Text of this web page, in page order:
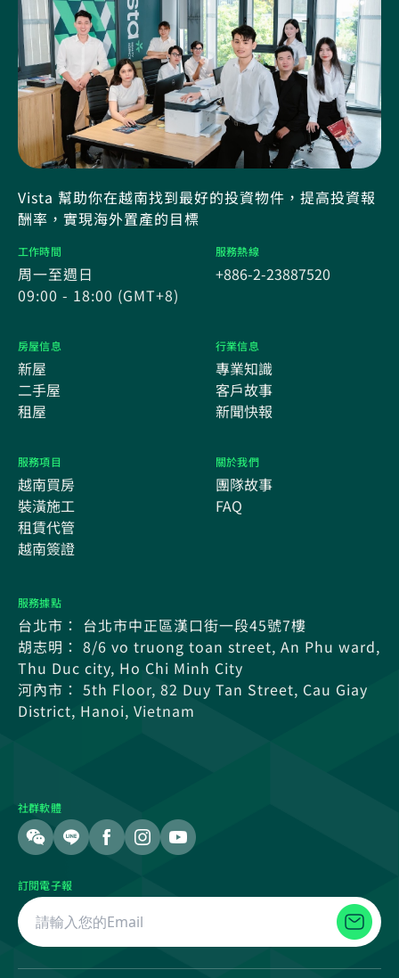
Vista 幫助你在越南找到最好的投資物件，提高投資報
酬率，實現海外置產的目標
工作時間
周一至週日
09:00 - 18:00 (GMT+8)
服務熱線
+886-2-23887520
房屋信息
新屋
二手屋
租屋
行業信息
專業知識
客戶故事
新聞快報
服務項目
越南買房
裝潢施工
租賃代管
越南簽證
關於我們
團隊故事
FAQ
服務據點
台北市： 台北市中正區漢口街一段45號7樓
胡志明： 8/6 vo truong toan street, An Phu ward,
Thu Duc city, Ho Chi Minh City
河內市： 5th Floor, 82 Duy Tan Street, Cau Giay
District, Hanoi, Vietnam
社群軟體
訂閱電子報